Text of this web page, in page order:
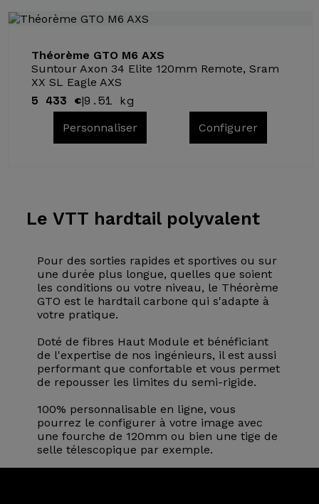
Théorème GTO M6 AXS
Suntour Axon 34 Elite 120mm Remote, Sram
XX SL Eagle AXS
5 433 €|9.51 kg
Personnaliser Configurer
Le VTThardtail polyvalent
Pour des sorties rapides et sportives ou sur
une durée plus longue, quelles que soient
les conditions ou votre niveau, le Théorème
GTO est le hardtail carbone qui s'adapte à
votre pratique.
Doté de fibres Haut Module et bénéficiant
de l'expertise de nos ingénieurs, il est aussi
performant que confortable et vous permet
de repousser les limites du semi-rigide.
100% personnalisable en ligne, vous
pourrez le configurer à votre image avec
une fourche de 120mm ou bien une tige de
selle télescopique par exemple.